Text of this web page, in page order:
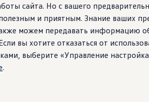
сайта. Но с вашего
и приятным. Знание ваших
можем передавать информацию
вы хотите отказаться от
выберите «Управление
.
на тесных улочках жилых районов
систем помощи